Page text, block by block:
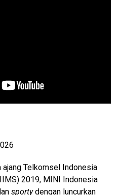
ajang Telkomsel Indonesia
2019, MINI Indonesia
sportydengan luncurkan